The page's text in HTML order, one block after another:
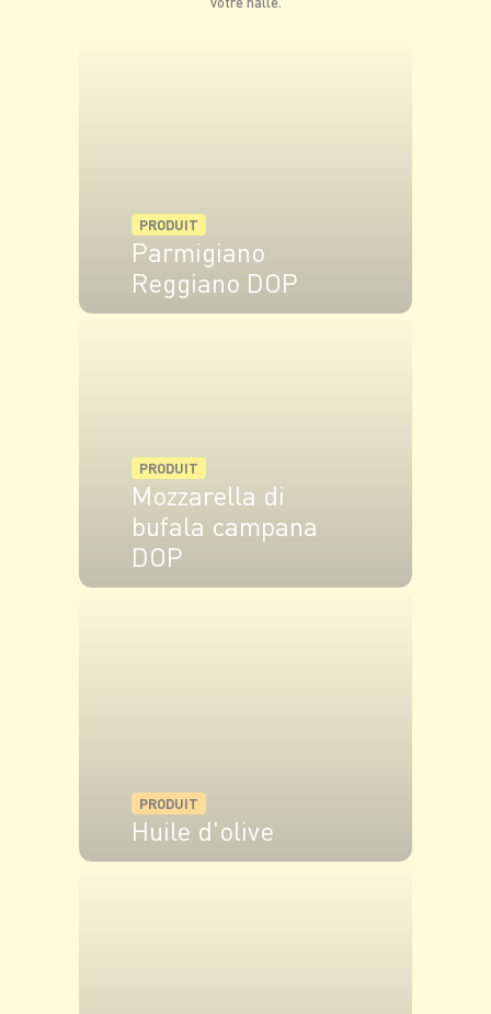
Salez et poivrez, arrosez d’un filet d’huile
d’olive, décorez de basilic et servez sans attendre
PRODUIT
Parmigiano
Reggiano DOP
PRODUIT
Mozzarella di
bufala campana
DOP
PRODUIT
Huile d'olive